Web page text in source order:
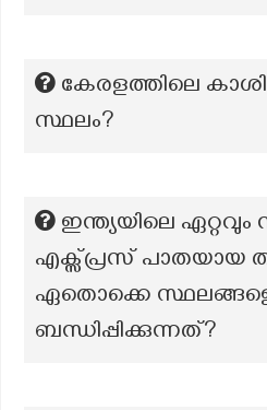
കേരളത്തിലെ
സ്ഥലം?
ഇന്ത്യയിലെ ഏറ്റവും
എക്സ്പ്രസ് പാതയായ
ഏതൊക്കെ
ബന്ധിപ്പിക്കുന്നത്?